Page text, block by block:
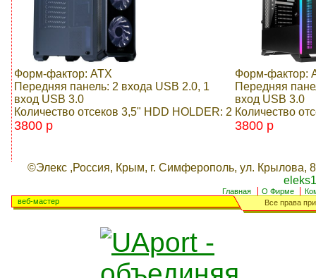
Форм-фактор: ATX
Передняя панель: 2 входа USB 2.0, 1
вход USB 3.0
Количество отсеков 3,5" HDD HOLDER: 2
3800 p
Форм-фактор:
Передняя
вход USB 3.0
Количество
3800 p
©Элекс ,Россия, Крым, г. Симферополь, ул. Крылова,
Главная О Фирме
Все права
веб-мастер